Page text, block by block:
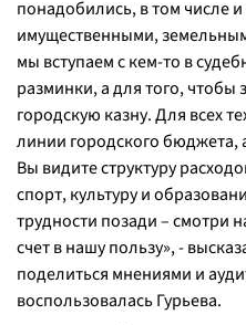
понадобились, в том числе
имущественными,
мы вступаем с кем-то в
разминки, а для того, чтобы
городскую казну. Для всех
линии городского бюджета,
Вы видите структуру
спорт, культуру и
трудности позади – смотри
счет в нашу пользу», -
поделиться мнениями и
воспользовалась Гурьева.